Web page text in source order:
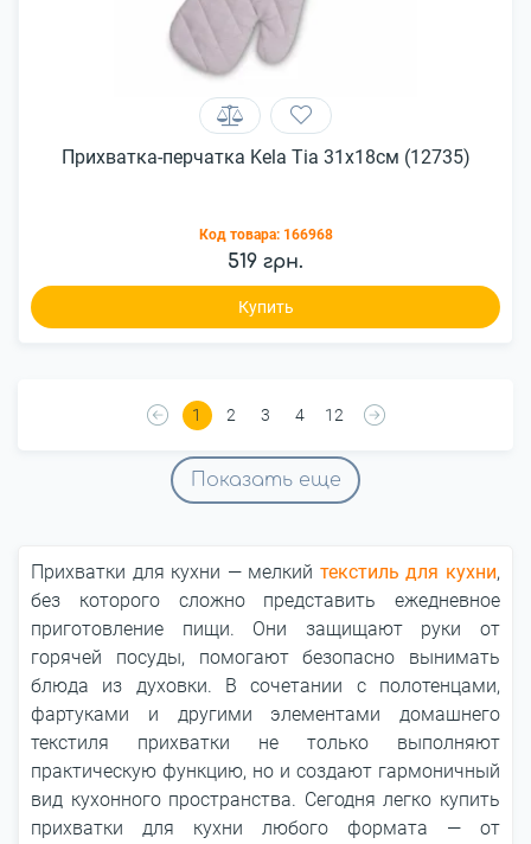
Прихватка-перчатка Kela Tia 31x18см (12735)
Код товара: 166968
519 грн.
Купить
1 2 3 4 12
Показать еще
Прихватки для кухни ― мелкий текстиль для кухни,
без которого сложно представить ежедневное
приготовление пищи. Они защищают руки от
горячей посуды, помогают безопасно вынимать
блюда из духовки. В сочетании с полотенцами,
фартуками и другими элементами домашнего
текстиля прихватки не только выполняют
практическую функцию, но и создают гармоничный
вид кухонного пространства. Сегодня легко купить
прихватки для кухни любого формата ― от